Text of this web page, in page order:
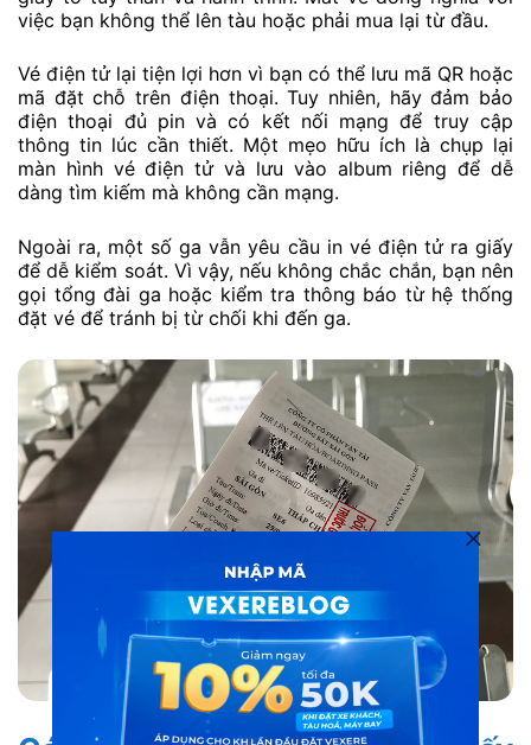
việc bạn không thể lên tàu hoặc phải mua lại từ đầu.
Vé điện tử lại tiện lợi hơn vì bạn có thể lưu mã QR hoặc
mã đặt chỗ trên điện thoại. Tuy nhiên, hãy đảm bảo
điện thoại đủ pin và có kết nối mạng để truy cập
thông tin lúc cần thiết. Một mẹo hữu ích là chụp lại
màn hình vé điện tử và lưu vào album riêng để dễ
dàng tìm kiếm mà không cần mạng.
Ngoài ra, một số ga vẫn yêu cầu in vé điện tử ra giấy
để dễ kiểm soát. Vì vậy, nếu không chắc chắn, bạn nên
gọi tổng đài ga hoặc kiểm tra thông báo từ hệ thống
đặt vé để tránh bị từ chối khi đến ga.